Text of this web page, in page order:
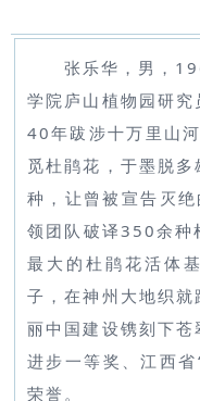
张乐华，男，
学院庐山植物园研
40年跋涉十万里山
觅杜鹃花，于墨脱
种，让曾被宣告灭绝
领团队破译350余种
最大的杜鹃花活体
子，在神州大地织
丽中国建设镌刻下
进步一等奖、江西省
荣誉。